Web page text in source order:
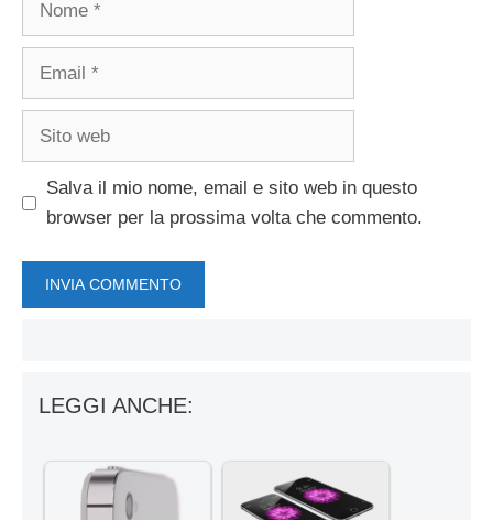
Email
Sito
Salva il mio nome, email e sito web in questo
browser per la prossima volta che commento.
LEGGI ANCHE: